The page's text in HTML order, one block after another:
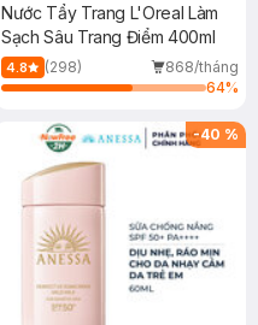
Nước Tẩy Trang L'Oreal Làm
Sạch Sâu Trang Điểm 400ml
4.8 (298)
868/tháng
64%
-40 %